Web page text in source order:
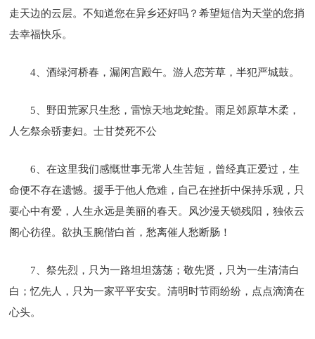
走天边的云层。不知道您在异乡还好吗？希望短信为天堂的您捎
去幸福快乐。
4、酒绿河桥春，漏闲宫殿午。游人恋芳草，半犯严城鼓。
5、野田荒冢只生愁，雷惊天地龙蛇蛰。雨足郊原草木柔，
人乞祭余骄妻妇。士甘焚死不公
6、在这里我们感慨世事无常人生苦短，曾经真正爱过，生
命便不存在遗憾。援手于他人危难，自己在挫折中保持乐观，只
要心中有爱，人生永远是美丽的春天。风沙漫天锁残阳，独依云
阁心彷徨。欲执玉腕偕白首，愁离催人愁断肠！
7、祭先烈，只为一路坦坦荡荡；敬先贤，只为一生清清白
白；忆先人，只为一家平平安安。清明时节雨纷纷，点点滴滴在
心头。